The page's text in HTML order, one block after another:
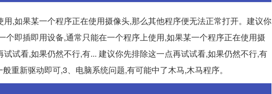
,如果某一个程序正在使用摄像头,那么其他程序便无法正常打开。建议你
即插即用设备,通常只能在一个程序上使用,如果某一个程序正在使用摄
试看,如果仍然不行,有... 建议你先排除这一点再试试看,如果仍然不行,有
重新驱动即可,3、电脑系统问题,有可能中了木马,木马程序。